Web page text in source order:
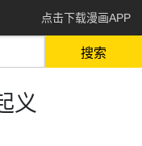
点击下载漫画APP
搜索
义